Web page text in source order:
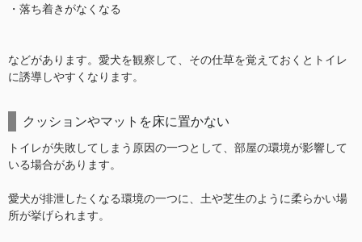
・落ち着きがなくなる
などがあります。愛犬を観察して、その仕草を覚えておくとトイレ
に誘導しやすくなります。
クッションやマットを床に置かない
トイレが失敗してしまう原因の一つとして、部屋の環境が影響して
いる場合があります。
愛犬が排泄したくなる環境の一つに、土や芝生のように柔らかい場
所が挙げられます。